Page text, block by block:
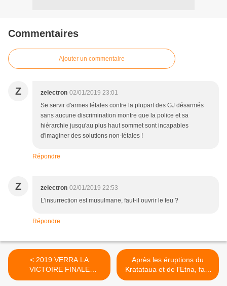
Commentaires
Ajouter un commentaire
Z zelectron 02/01/2019 23:01
Se servir d'armes létales contre la plupart des GJ désarmés
sans aucune discrimination montre que la police et sa
hiérarchie jusqu'au plus haut sommet sont incapables
d'imaginer des solutions non-létales !
Répondre
Z zelectron 02/01/2019 22:53
L’insurrection est musulmane, faut-il ouvrir le feu ?
Répondre
< 2019 VERRA LA
VICTOIRE FINALE
CONTRE LA MAFIA
Après les éruptions du
Kratataua et de l'Etna, faut
il s'inquiéter ? >